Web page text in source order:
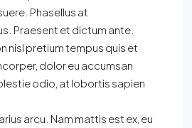
Phasellus at
Praesent et dictum ante.
nisl pretium tempus quis et
dolor eu accumsan
odio, at lobortis sapien
arcu. Nam mattis est ex, eu